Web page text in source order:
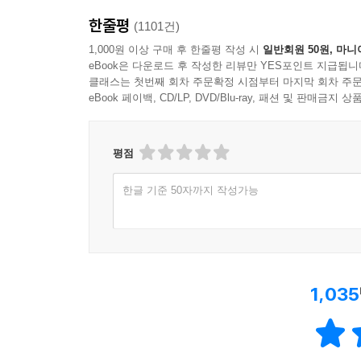
한줄평 (1101건)
1,000원 이상 구매 후 한줄평 작성 시 일반회원 50원, 마니
eBook은 다운로드 후 작성한 리뷰만 YES포인트 지급됩니
클래스는 첫번째 회차 주문확정 시점부터 마지막 회차 주
eBook 페이백, CD/LP, DVD/Blu-ray, 패션 및 판매금지 상
평점
한글 기준 50자까지 작성가능
1,035